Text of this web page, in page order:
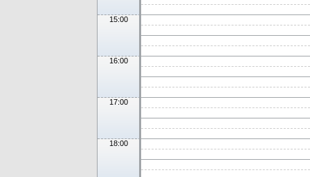
15:00
16:00
17:00
18:00